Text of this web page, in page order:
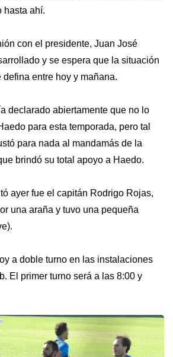
hasta ahí.
con el presidente, Juan José
y se espera que la situación
entre hoy y mañana.
declarado abiertamente que no lo
para esta temporada, pero tal
para nada al mandamás de la
brindó su total apoyo a Haedo.
ayer fue el capitán Rodrigo Rojas,
una araña y tuvo una pequeña
a doble turno en las instalaciones
El primer turno será a las 8:00 y